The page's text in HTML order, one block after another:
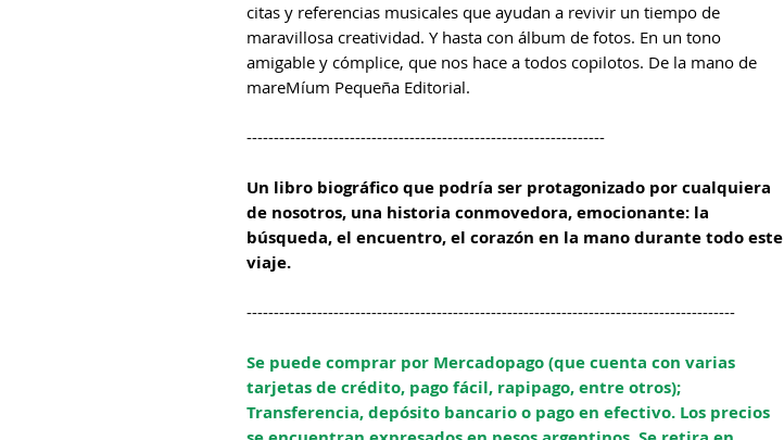
citas y referencias musicales que ayudan a revivir un tiempo de
maravillosa creatividad. Y hasta con álbum de fotos. En un tono
amigable y cómplice, que nos hace a todos copilotos. De la mano de
mareMíum Pequeña Editorial.
------------------------------------------------------------------
Un libro biográfico que podría ser protagonizado por cualquiera
de nosotros, una historia conmovedora, emocionante: la
búsqueda, el encuentro, el corazón en la mano durante todo este
viaje.
------------------------------------------------------------------------------------------
Se puede comprar por Mercadopago (que cuenta con varias
tarjetas de crédito, pago fácil, rapipago, entre otros);
Transferencia, depósito bancario o pago en efectivo. Los precios